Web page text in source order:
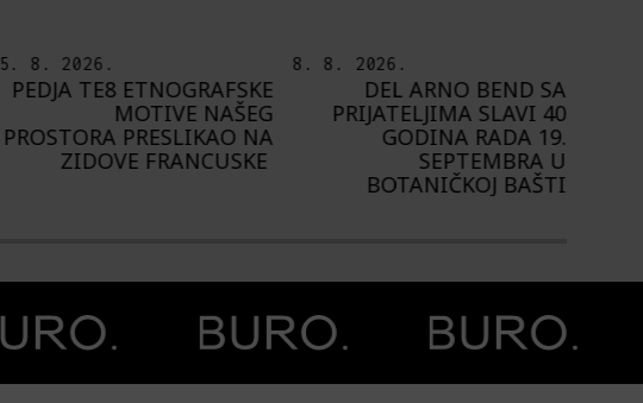
8. 8. 2026.
DEL ARNO BEND SA
PRIJATELJIMA SLAVI 40
GODINA RADA 19.
SEPTEMBRA U
7. 8. 2026.
PLAYING NARRATIVES +:
OD IDEJE DO IGRE